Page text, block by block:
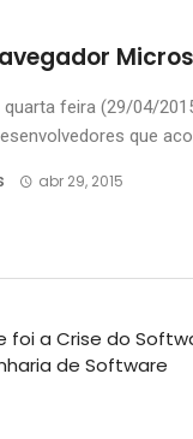
feira (29/04/
que
abr 29, 2015
foi a Crise do
de Software